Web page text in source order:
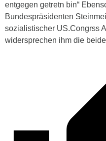
entgegen getretn bin“
Bundespräsidenten
sozialistischer US.Congrss
widersprechen ihm die